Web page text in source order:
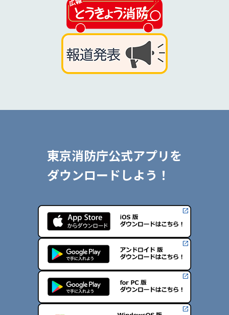
東京消防庁公式アプリを
ダウンロードしよう！